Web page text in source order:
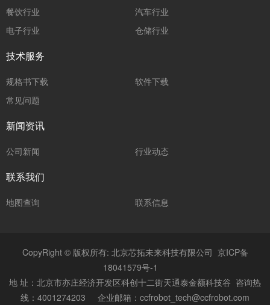
餐饮行业
汽车行业
电子行业
仓储行业
技术服务
规格书下载
软件下载
常见问题
新闻资讯
公司新闻 行业动态
联系我们
地图查询 联系信息
CopyRight © 版权所有: 北京芯拓未来科技有限公司 京ICP备
18041579号-1
地 址： 北京市亦庄经济开发区科创十二街天通泰金额科技谷 咨询热
线：4001274203 企业邮箱：ccfrobot_tech@ccfrobot.com